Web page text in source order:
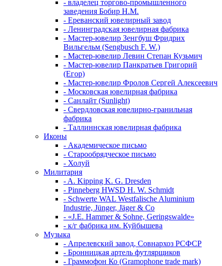
- владелец торгово-промышленного
заведения Бобир Н.М.
- Ереванский ювелирный завод
- Ленинградская ювелирная фабрика
- Мастер-ювелир Зенгбуш Фридрих
Вильгельм (Sengbusch F. W.)
- Мастер-ювелир Левин Степан Кузьмич
- Мастер-ювелир Панкратьев Григорий
(Егор)
- Мастер-ювелир Фролов Сергей Алексеевич
- Московская ювелирная фабрика
- Санлайт (Sunlight)
- Свердловская ювелирно-гранильная
фабрика
- Таллиннская ювелирная фабрика
Иконы
- Академическое письмо
- Старообрядческое письмо
- Холуй
Милитария
- A. Kipping K. G. Dresden
- Pinneberg HWSD H. W. Schmidt
- Schwerte WAL Westfalische Aluminium
Industrie, Jünger, Jäger & Co
- «J.E. Hammer & Sohne, Geringswalde»
- к/г фабрика им. Куйбышева
Музыка
- Апрелевский завод, Совнархоз РСФСР
- Бронницкая артель футлярщиков
- Граммофон Ко (Gramophone trade mark)